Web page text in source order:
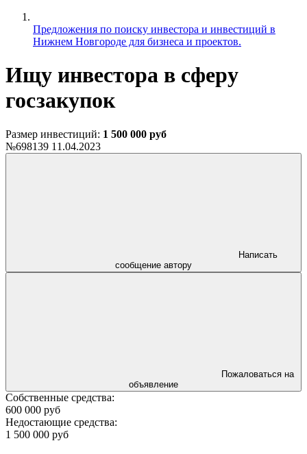
Предложения по поиску инвестора и инвестиций в
Нижнем Новгороде для бизнеса и проектов.
Ищу инвестора в сферу
госзакупок
Размер инвестиций: 1 500 000 руб
№698139 11.04.2023
сообщение автору
объявление
Собственные средства:
600 000 руб
Недостающие средства:
1 500 000 руб